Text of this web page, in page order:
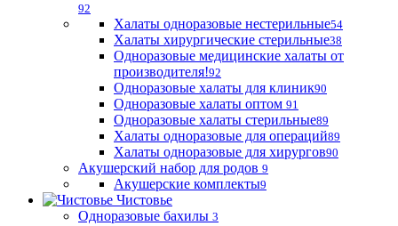
92
Халаты одноразовые нестерильные54
Халаты хирургические стерильные38
Одноразовые медицинские халаты от
производителя!92
Одноразовые халаты для клиник90
Одноразовые халаты оптом 91
Одноразовые халаты стерильные89
Халаты одноразовые для операций89
Халаты одноразовые для хирургов90
Акушерский набор для родов 9
Акушерские комплекты9
Чистовье
Одноразовые бахилы 3